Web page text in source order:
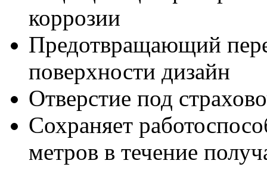
коррозии
Предотвращающий
поверхности дизайн
Отверстие под
Сохраняет
метров в течение